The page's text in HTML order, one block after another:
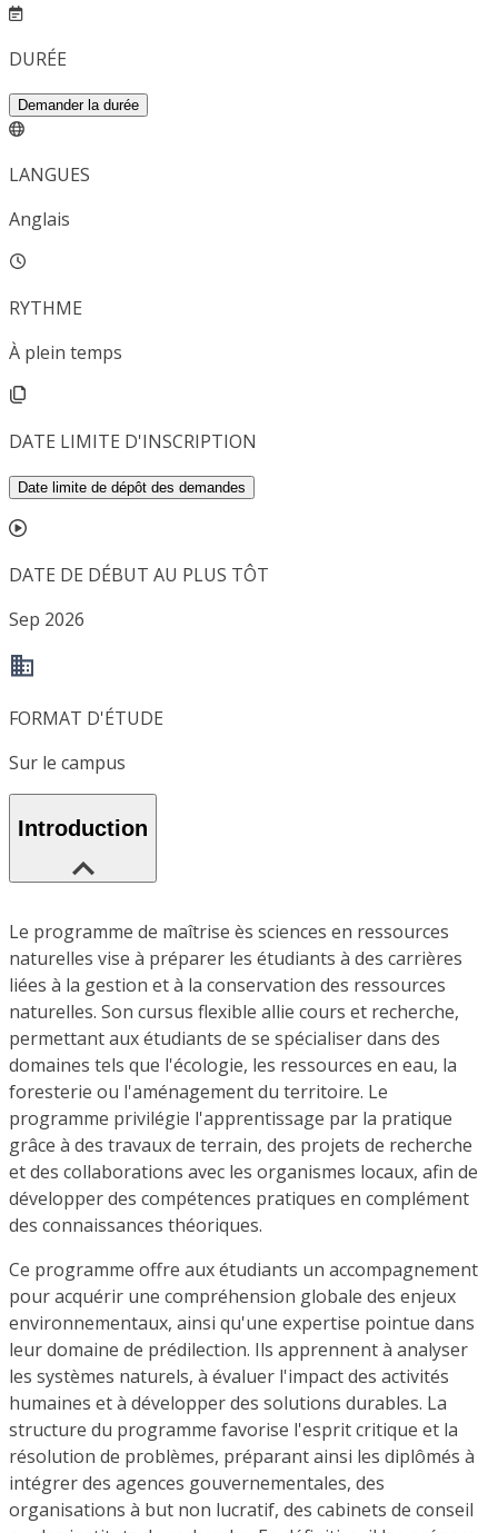
DURÉE
Demander la durée
LANGUES
Anglais
RYTHME
À plein temps
DATE LIMITE D'INSCRIPTION
Date limite de dépôt des demandes
DATE DE DÉBUT AU PLUS TÔT
Sep 2026
FORMAT D'ÉTUDE
Sur le campus
Introduction
Le programme de maîtrise ès sciences en ressources
naturelles vise à préparer les étudiants à des carrières
liées à la gestion et à la conservation des ressources
naturelles. Son cursus flexible allie cours et recherche,
permettant aux étudiants de se spécialiser dans des
domaines tels que l'écologie, les ressources en eau, la
foresterie ou l'aménagement du territoire. Le
programme privilégie l'apprentissage par la pratique
grâce à des travaux de terrain, des projets de recherche
et des collaborations avec les organismes locaux, afin de
développer des compétences pratiques en complément
des connaissances théoriques.
Ce programme offre aux étudiants un accompagnement
pour acquérir une compréhension globale des enjeux
environnementaux, ainsi qu'une expertise pointue dans
leur domaine de prédilection. Ils apprennent à analyser
les systèmes naturels, à évaluer l'impact des activités
humaines et à développer des solutions durables. La
structure du programme favorise l'esprit critique et la
résolution de problèmes, préparant ainsi les diplômés à
intégrer des agences gouvernementales, des
organisations à but non lucratif, des cabinets de conseil